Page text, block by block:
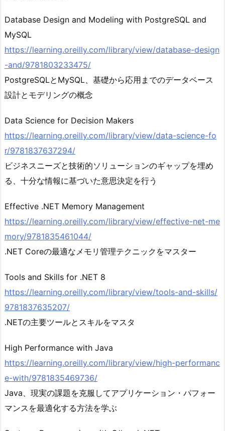
Database Design and Modeling with PostgreSQL and
MySQL
https://learning.oreilly.com/library/view/database-design
-and/9781803233475/
PostgreSQLとMySQL、基礎から応用までのデータベース
設計とモデリングの概念
Data Science for Decision Makers
https://learning.oreilly.com/library/view/data-science-fo
r/9781837637294/
ビジネスニーズと技術的ソリューションのギャップを埋め
る、十分な情報に基づいた意思決定を行う
Effective .NET Memory Management
https://learning.oreilly.com/library/view/effective-net-me
mory/9781835461044/
.NET Coreの最適なメモリ管理テクニックをマスター
Tools and Skills for .NET 8
https://learning.oreilly.com/library/view/tools-and-skills/
9781837635207/
.NETの主要ツールとスキルをマスタ
High Performance with Java
https://learning.oreilly.com/library/view/high-performanc
e-with/9781835469736/
Java、現実の課題を克服してアプリケーション・パフォー
マンスを最適化する方法を学ぶ